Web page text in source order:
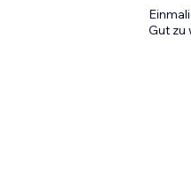
Gut zu